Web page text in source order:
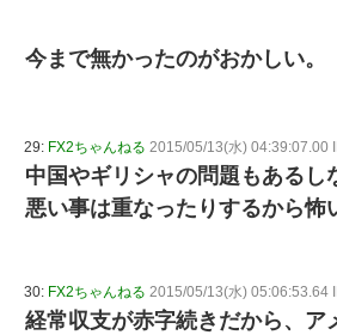
今まで無かったのがおかしい。
29: FX2ちゃんねる 2015/05/13(水) 04:39:07.00
中国やギリシャの問題もあるし
悪い事は重なったりするから怖
30: FX2ちゃんねる 2015/05/13(水) 05:06:53.64
経常収支が赤字続きだから、ア